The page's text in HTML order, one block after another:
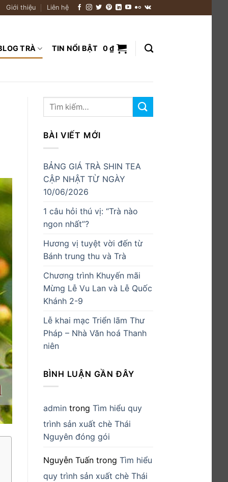
Giới thiệu Liên hệ
TRÀ TIN NỔI BẬT 0₫
BÀI VIẾT MỚI
BẢNG GIÁ TRÀ SHIN TEA
CẬP NHẬT TỪ NGÀY
10/06/2026
1 câu hỏi thú vị: “Trà nào
ngon nhất”?
Hương vị tuyệt vời đến từ
Bánh trung thu và Trà
Chương trình Khuyến mãi
Mừng Lễ Vu Lan và Lễ Quốc
Khánh 2-9
Lễ khai mạc Triển lãm Thư
Pháp – Nhà Văn hoá Thanh
niên
BÌNH LUẬN GẦN ĐÂY
admintrong Tìm hiểu quy
trình sản xuất chè Thái
Nguyên đóng gói
Nguyễn Tuấntrong Tìm hiểu
quy trình sản xuất chè Thái